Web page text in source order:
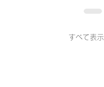
すべて表示